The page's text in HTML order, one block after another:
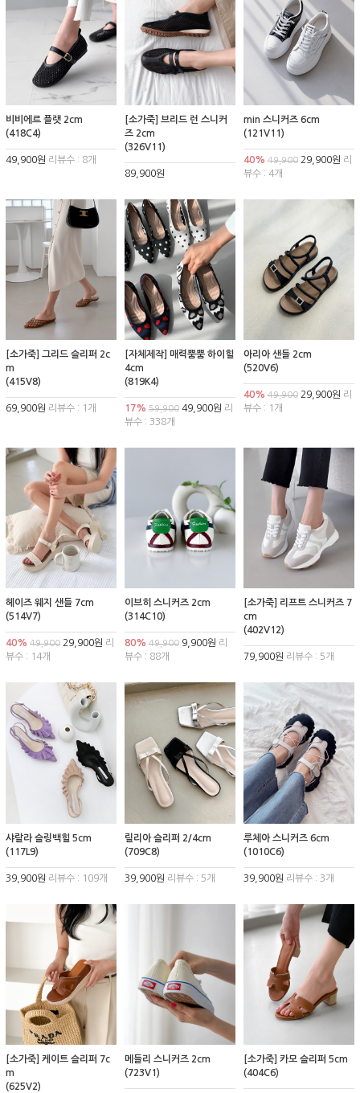
비비에르 플랫 2cm
(418C4)
49,900원 리뷰수 : 8개
[소가죽] 브리드 런 스니커
즈 2cm
(326V11)
89,900원
min 스니커즈 6cm
(121V11)
40% 49,90029,900원 리
뷰수 : 4개
[소가죽] 그리드 슬리퍼 2c
m
(415V8)
69,900원 리뷰수 : 1개
[자체제작] 매력뿜뿜 하이힐
4cm
(819K4)
17% 59,90049,900원 리
뷰수 : 338개
아리아 샌들 2cm
(520V6)
40% 49,90029,900원 리
뷰수 : 1개
헤이즈 웨지 샌들 7cm
(514V7)
40% 49,900 29,900원 리
뷰수 : 14개
이브히 스니커즈 2cm
(314C10)
80% 49,9009,900원 리
뷰수 : 88개
[소가죽] 리프트 스니커즈 7
cm
(402V12)
79,900원 리뷰수 : 5개
샤랄라 슬링백힐 5cm
(117L9)
39,900원 리뷰수 : 109개
릴리아 슬리퍼 2/4cm
(709C8)
39,900원 리뷰수 : 5개
루체아 스니커즈 6cm
(1010C6)
39,900원 리뷰수 : 3개
[소가죽] 케이트 슬리퍼 7c
m
(625V2)
메들리 스니커즈 2cm
(723V1)
[소가죽] 카모 슬리퍼 5cm
(404C6)